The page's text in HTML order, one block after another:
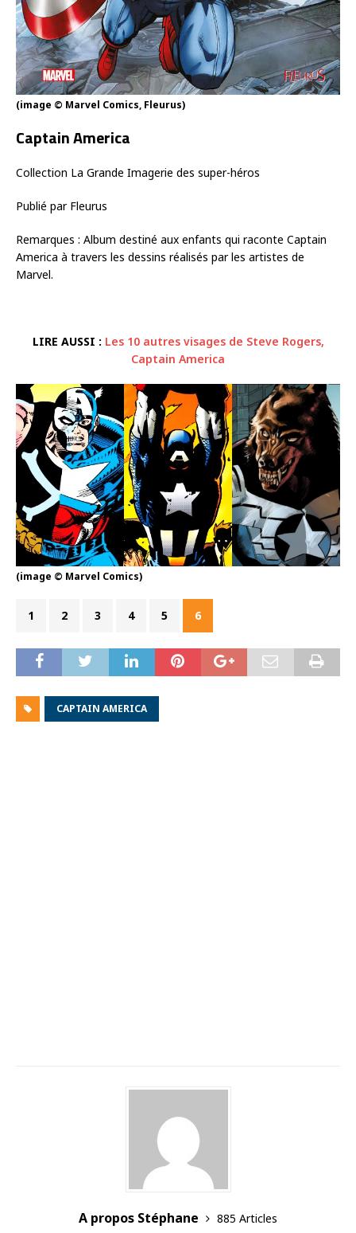
(image © Marvel Comics, Fleurus)
Captain America
Collection La Grande Imagerie des super-héros
Publié par Fleurus
Remarques : Album destiné aux enfants qui raconte Captain
America à travers les dessins réalisés par les artistes de
Marvel.
LIRE AUSSI : Les 10 autres visages de Steve Rogers,
Captain America
(image © Marvel Comics)
1 2 3 4 5 6
CAPTAIN AMERICA
A propos Stéphane
885 Articles